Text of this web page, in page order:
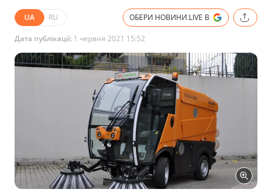
UA RU ОБЕРИ НОВИНИ.LIVE В
Дата публікації: 1 червня 2021 15:52